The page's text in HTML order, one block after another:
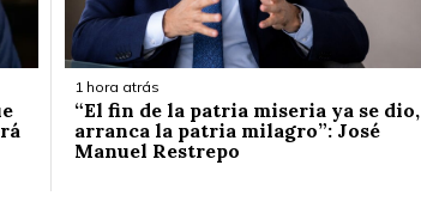
1 hora atrás
“El fin de la patria miseria ya se dio,
arranca la patria milagro”: José
Manuel Restrepo